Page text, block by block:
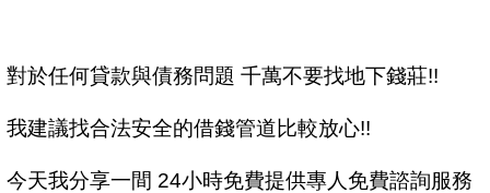
對於任何貸款與債務問題 千萬不要找地下錢莊!!
我建議找合法安全的借錢管道比較放心!!
今天我分享一間 24小時免費提供專人免費諮詢服務